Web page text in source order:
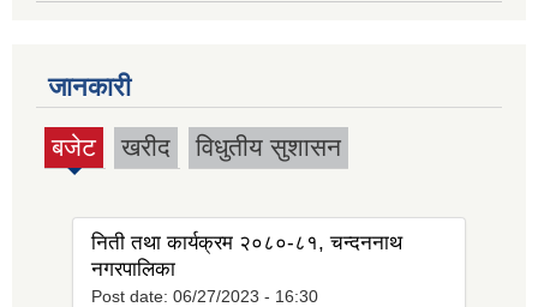
जानकारी
बजेट
(active
खरीद विधुतीय सुशासन
निती तथा कार्यक्रम २०८०-८१, चन्दननाथ
नगरपालिका
Post date: 06/27/2023 - 16:30